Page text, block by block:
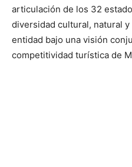
articulación de los 32
diversidad cultural, natural
entidad bajo una visión
competitividad turística de